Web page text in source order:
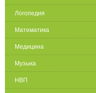
Логопедия
Математика
Медицина
Музыка
НВП